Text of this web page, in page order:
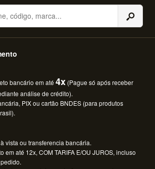
bancário em até4x (Pague só após receber
análise de crédito).
PIX ou cartão BNDES (para produtos
vista ou transferencia bancária.
em até 12x, COM TARIFA E/OU JUROS, incluso